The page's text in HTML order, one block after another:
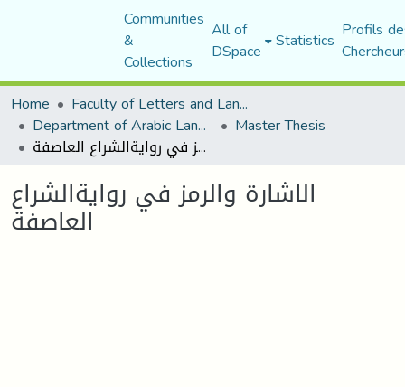
Communities
&
Collections
All of
DSpace Statistics Profils
Home
Faculty of Letters and Languages
Department of Arabic Language and Literature Master Thesis
الاشارة والرمز في روايةالشراع العاصفة
الاشارة والرمز في روايةالشراع
العاصفة